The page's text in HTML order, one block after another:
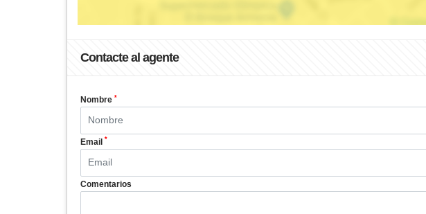
Contacte al agente
Nombre *
Email *
Comentarios